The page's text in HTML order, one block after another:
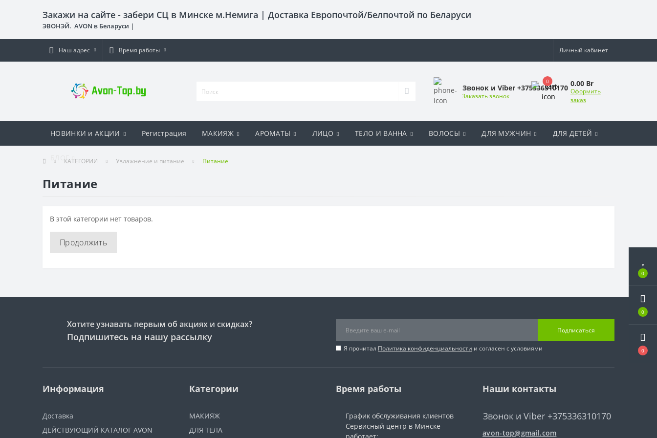
0
0
0
Закажи на сайте - забери СЦ в Минске м.Немига | Доставка Европочтой/Белпочтой по Беларуси
ЭВОНЭЙ. AVON в Беларуси |
Наш адрес Время работы Личный кабинет
Звонок и Viber +375336310170
Заказать звонок
0 0.00 Br
Оформить
заказ
НОВИНКИ и АКЦИИ Регистрация МАКИЯЖ АРОМАТЫ ЛИЦО ТЕЛО И ВАННА ВОЛОСЫ ДЛЯ МУЖЧИН ДЛЯ ДЕТЕЙ
БЛОГКАТЕГОРИИ Увлажнение и питание Питание
Питание
В этой категории нет товаров.
Продолжить
Хотите узнавать первым об акциях и скидках?
Подпишитесь на нашу рассылку
Подписаться
Я прочитал Политика конфиденциальности и согласен с условиями
Информация
Доставка
ДЕЙСТВУЮЩИЙ КАТАЛОГ AVON
Категории
МАКИЯЖ
ДЛЯ ТЕЛА
Время работы
График обслуживания клиентов
Сервисный центр в Минске
Наши контакты
Звонок и Viber +375336310170
avon-top@gmail.com